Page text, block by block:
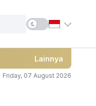
Lainnya
Friday, 07 August 2026